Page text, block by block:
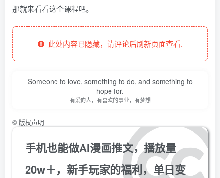
那就来看看这个课程吧。
此处内容已隐藏，请评论后刷新页面查看.
Someone to love, something to do, and something to
hope for.
有爱的人，有喜欢的事业，有梦想
© 版权声明
手机也能做AI漫画推文，播放量
20w＋，新手玩家的福利，单日变